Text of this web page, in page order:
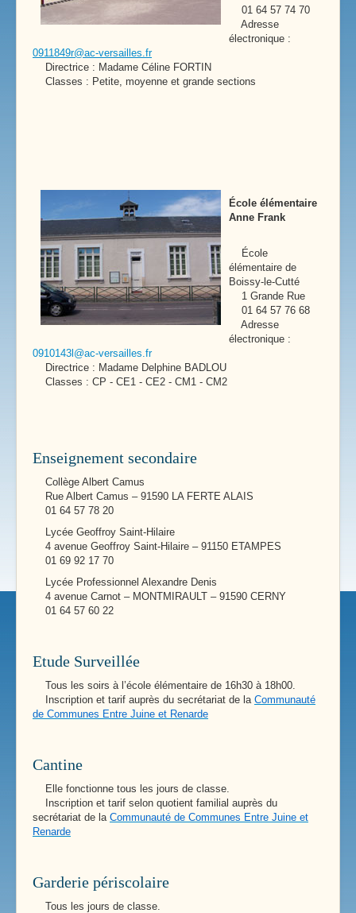
01 64 57 74 70
Adresse
électronique :
0911849r@ac-versailles.fr
Directrice : Madame Céline FORTIN
Classes : Petite, moyenne et grande sections
École élémentaire
Anne Frank
École
élémentaire de
Boissy-le-Cutté
1 Grande Rue
01 64 57 76 68
Adresse
électronique :
0910143l@ac-versailles.fr
Directrice : Madame Delphine BADLOU
Classes : CP - CE1 - CE2 - CM1 - CM2
Enseignement secondaire
Collège Albert Camus
Rue Albert Camus – 91590 LA FERTE ALAIS
01 64 57 78 20
Lycée Geoffroy Saint-Hilaire
4 avenue Geoffroy Saint-Hilaire – 91150 ETAMPES
01 69 92 17 70
Lycée Professionnel Alexandre Denis
4 avenue Carnot – MONTMIRAULT – 91590 CERNY
01 64 57 60 22
Etude Surveillée
Tous les soirs à l’école élémentaire de 16h30 à 18h00.
Inscription et tarif auprès du secrétariat de la Communauté
de Communes Entre Juine et Renarde
Cantine
Elle fonctionne tous les jours de classe.
Inscription et tarif selon quotient familial auprès du
secrétariat de la Communauté de Communes Entre Juine et
Renarde
Garderie périscolaire
Tous les jours de classe.